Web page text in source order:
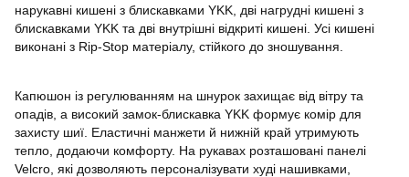
нарукавні кишені з блискавками YKK, дві нагрудні кишені з
блискавками YKK та дві внутрішні відкриті кишені. Усі кишені
виконані з Rip-Stop матеріалу, стійкого до зношування.
Капюшон із регулюванням на шнурок захищає від вітру та
опадів, а високий замок-блискавка YKK формує комір для
захисту шиї. Еластичні манжети й нижній край утримують
тепло, додаючи комфорту. На рукавах розташовані панелі
Velcro, які дозволяють персоналізувати худі нашивками,